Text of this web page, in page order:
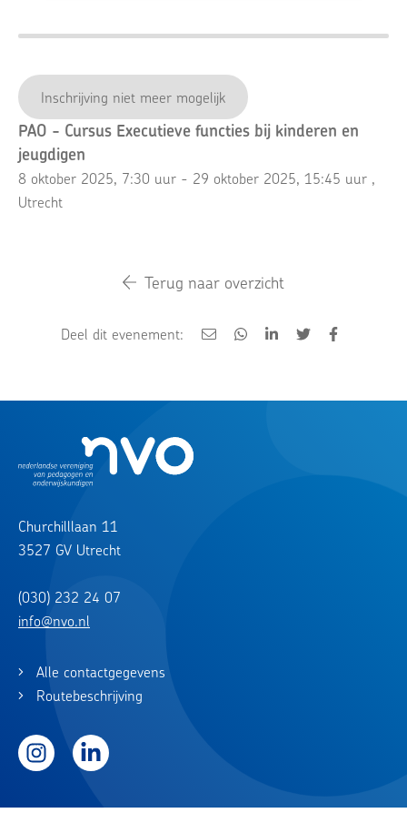
Inschrijving niet meer mogelijk
PAO - Cursus Executieve functies bij kinderen en
jeugdigen
8 oktober 2025, 7:30 uur - 29 oktober 2025, 15:45 uur ,
Utrecht
Terug naar overzicht
Deel dit evenement:
Churchilllaan 11
3527 GV Utrecht
(030) 232 24 07
info@nvo.nl
Alle contactgegevens
Routebeschrijving
InstagramLinkedIn